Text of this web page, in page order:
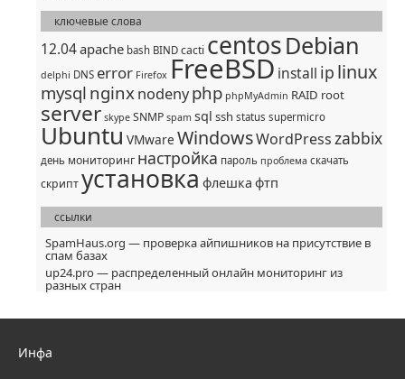
ключевые слова
12.04apache bash BIND cacti centosDebian
delphi DNS error Firefox FreeBSD install ip linux
mysql nginx nodenyphp phpMyAdmin RAID root
server skype SNMP spam sql ssh status supermicro
Ubuntu VMware WindowsWordPresszabbix
день мониторинг настройка пароль проблема скачать
скриптустановка флешка фтп
ссылки
SpamHaus.org — проверка айпишников на присутствие в
спам базах
up24.pro — распределенный онлайн мониторинг из
разных стран
Инфа